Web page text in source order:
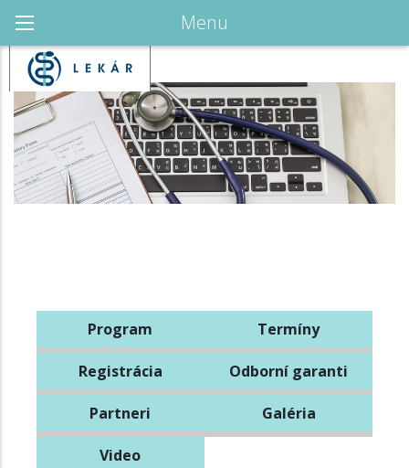
Menu
Program Termíny
Registrácia Odborní garanti
Partneri Galéria
Video